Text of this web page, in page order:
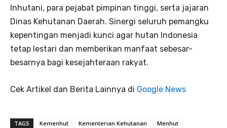
Inhutani, para pejabat pimpinan tinggi, serta jajaran
Dinas Kehutanan Daerah. Sinergi seluruh pemangku
kepentingan menjadi kunci agar hutan Indonesia
tetap lestari dan memberikan manfaat sebesar-
besarnya bagi kesejahteraan rakyat.
Cek Artikel dan Berita Lainnya di Google News
TAGS Kemenhut Kementerian Kehutanan
Menhut